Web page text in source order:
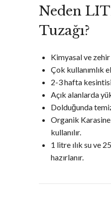
Neden
Tuzağı?
Kimyasal ve zehir
Çok kullanımlık
2-3 hafta
Açık alanlarda
Dolduğunda
Organik
kullanılır.
1 litre ılık su ve
hazırlanır.